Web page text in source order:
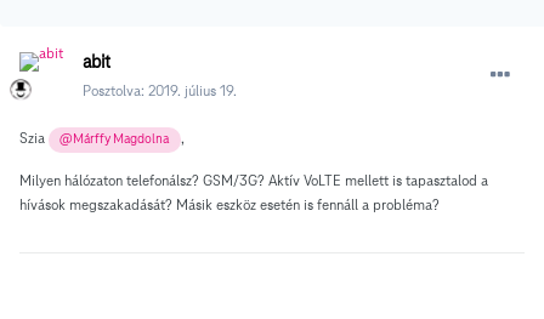
abit
Posztolva: 2019. július 19.
Szia @Márffy Magdolna ,
Milyen hálózaton telefonálsz? GSM/3G? Aktív VoLTE mellett is tapasztalod a
hívások megszakadását? Másik eszköz esetén is fennáll a probléma?